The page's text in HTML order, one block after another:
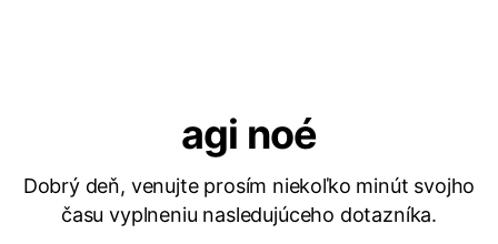
agi noé
Dobrý deň, venujte prosím niekoľko minút svojho
času vyplneniu nasledujúceho dotazníka.